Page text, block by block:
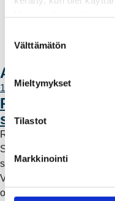
s
t
u
m
u
k
s
e
n
Välttämätön
Mieltymykset
Tilastot
Markkinointi
Ajankohtaista
11.6.2026 12:00
Rauman
Rauman Energia on
Suomessa ja
sähköntuotanto-
Vappuaattona toteutunut
omavaraisuutta ja lisää